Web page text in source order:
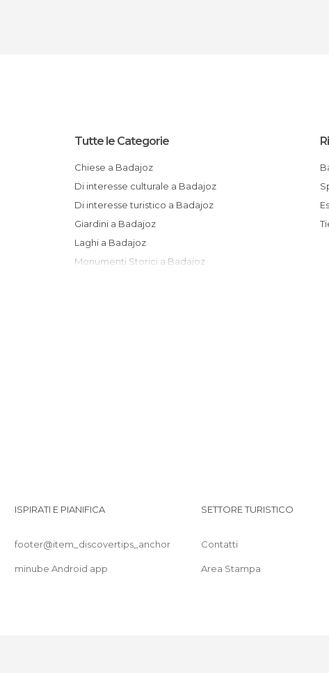
Tutte le Categorie
Chiese a Badajoz
Di interesse culturale a Badajoz
Di interesse turistico a Badajoz
Giardini a Badajoz
Laghi a Badajoz
Monumenti Storici a Badajoz
ISPIRATI E PIANIFICA
footer@item_discovertips_anchor
minube Android app
SETTORE TURISTICO
Contatti
Area Stampa